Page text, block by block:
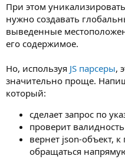
При этом
нужно создавать
выведенные
его содержимое.
Но, используя JS парсеры,
значительно проще.
который:
сделает запрос по
проверит валидность
вернет json-объект,
обращаться